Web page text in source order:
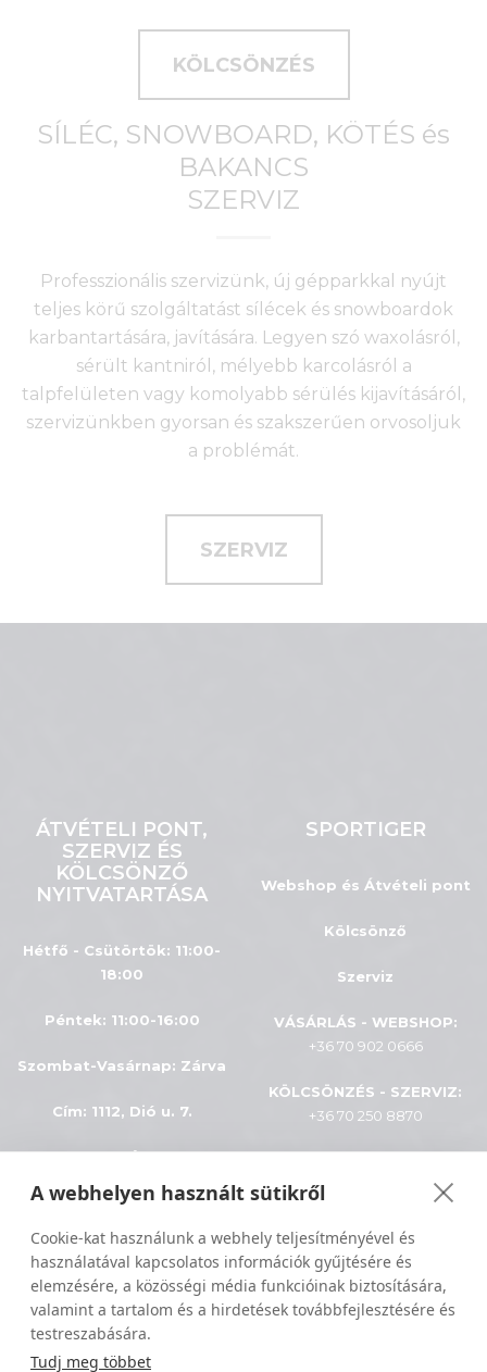
KÖLCSÖNZÉS
SÍLÉC, SNOWBOARD, KÖTÉS és
BAKANCS
SZERVIZ
Professzionális szervizünk, új gépparkkal nyújt
teljes körű szolgáltatást sílécek és snowboardok
karbantartására, javítására. Legyen szó waxolásról,
sérült kantniról, mélyebb karcolásról a
talpfelületen vagy komolyabb sérülés kijavításáról,
szervizünkben gyorsan és szakszerűen orvosoljuk
a problémát.
SZERVIZ
ÁTVÉTELI PONT,
SZERVIZ ÉS
KÖLCSÖNZŐ
NYITVATARTÁSA
Hétfő - Csütörtök: 11:00-
18:00
Péntek: 11:00-16:00
Szombat-Vasárnap: Zárva
Cím: 1112, Dió u. 7.
SPORTIGER
Webshop és Átvételi pont
Kölcsönző
Szerviz
VÁSÁRLÁS - WEBSHOP:
+36 70 902 0666
KÖLCSÖNZÉS - SZERVIZ:
+36 70 250 8870
Adatkezelés
Szállítási feltételek
Sportiger
A webhelyen használt sütikről
Cookie-kat használunk a webhely teljesítményével és
használatával kapcsolatos információk gyűjtésére és
elemzésére, a közösségi média funkcióinak biztosítására,
valamint a tartalom és a hirdetések továbbfejlesztésére és
testreszabására.
Tudj meg többet